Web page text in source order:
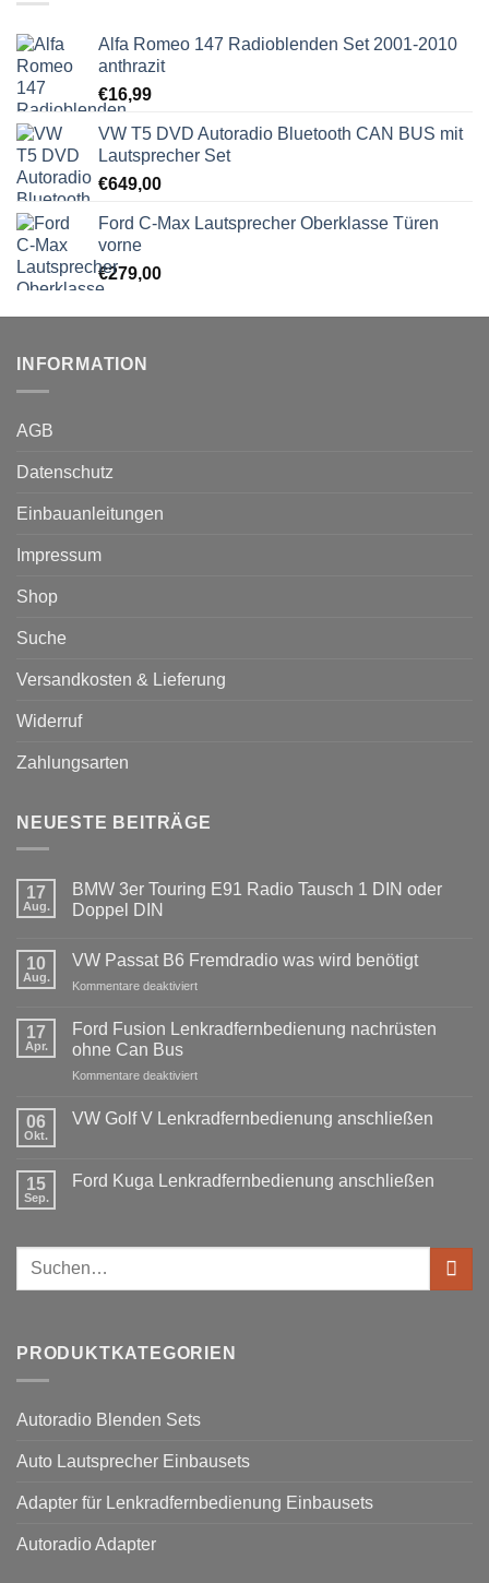
Alfa Romeo 147 Radioblenden Set 2001-2010
anthrazit
€16,99
VW T5 DVD Autoradio Bluetooth CAN BUS mit
Lautsprecher Set
€649,00
Ford C-Max Lautsprecher Oberklasse Türen
vorne
€279,00
INFORMATION
AGB
Datenschutz
Einbauanleitungen
Impressum
Shop
Suche
Versandkosten & Lieferung
Widerruf
Zahlungsarten
NEUESTE BEITRÄGE
17
Aug.
BMW 3er Touring E91 Radio Tausch 1 DIN oder
Doppel DIN
zu
3er
Radio
Tausch
1
DIN
DIN
10
Aug.
VW Passat B6 Fremdradio was wird benötigt
Kommentare deaktiviertfür
Passat
was
benötigt
17
Apr.
Ford Fusion Lenkradfernbedienung nachrüsten
ohne Can Bus
Kommentare deaktiviertfür
Fusion
Can
06
Okt.
VW Golf V Lenkradfernbedienung anschließen
VW
15
Sep.
Ford Kuga Lenkradfernbedienung anschließen
Ford
Lenkradfernbedienung
anschließen
Suchen
PRODUKTKATEGORIEN
Autoradio Blenden Sets
Auto Lautsprecher Einbausets
Adapter für Lenkradfernbedienung Einbausets
Autoradio Adapter